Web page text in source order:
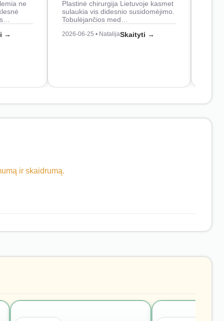
ne
→
Plastinė chirurgija Lietuvoje kasmet
sulaukia vis didesnio susidomėjimo.
Tobulėjančios med…
2026-06-25 • NatalijaSkaityti →
ir skaidrumą.